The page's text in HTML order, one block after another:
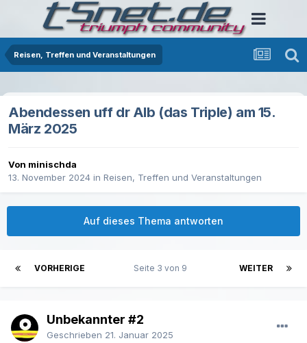
Reisen, Treffen und Veranstaltungen
Abendessen uff dr Alb (das Triple) am 15.
März 2025
Von minischda
13. November 2024 in Reisen, Treffen und Veranstaltungen
Auf dieses Thema antworten
VORHERIGE WEITER
Seite 3 von 9
Unbekannter #2
Geschrieben 21. Januar 2025